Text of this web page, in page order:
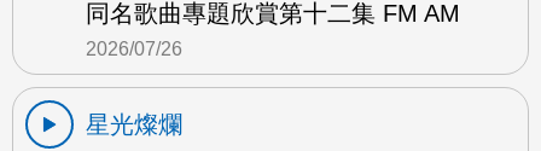
同名歌曲專題欣賞第十二集 FM AM
2026/07/26
星光燦爛